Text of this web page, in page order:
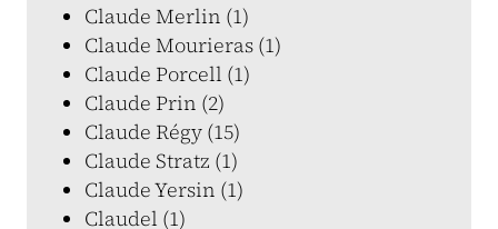
Claude Merlin (1)
Claude Mourieras (1)
Claude Porcell (1)
Claude Prin (2)
Claude Régy (15)
Claude Stratz (1)
Claude Yersin (1)
Claudel (1)